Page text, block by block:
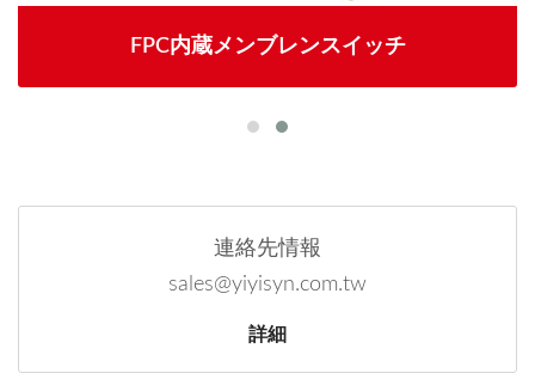
FPC内蔵メンブレンスイッチ
連絡先情報
sales@yiyisyn.com.tw
詳細